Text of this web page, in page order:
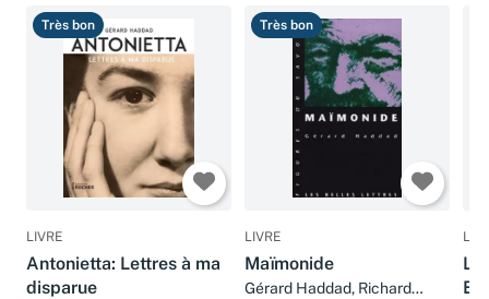
Très bon
LIVRE
Antonietta: Lettres à ma
disparue
Très bon
LIVRE
Maïmonide
Gérard Haddad, Richard
La